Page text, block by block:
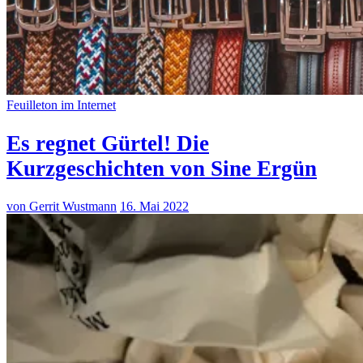
Feuilleton im Internet
Es regnet Gürtel! Die
Kurzgeschichten von Sine Ergün
von Gerrit Wustmann 16. Mai 2022